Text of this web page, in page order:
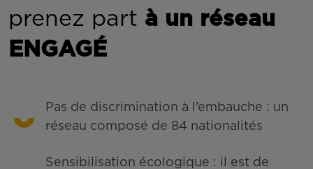
prenez part à un réseau
ENGAGÉ
Pas de discrimination à l’embauche : un
réseau composé de 84 nationalités
Sensibilisation écologique : il est de